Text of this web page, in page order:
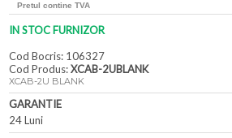
Pretul contine TVA
IN STOC FURNIZOR
Cod Bocris: 106327
Cod Produs:XCAB-2UBLANK
XCAB-2U BLANK
GARANTIE
24 Luni